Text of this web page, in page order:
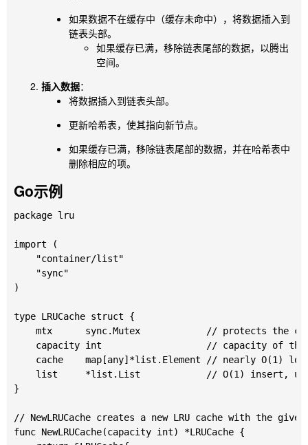
如果数据不在缓存中（缓存未命中），将数据插入到
链表头部。
如果缓存已满，移除链表尾部的数据，以腾出
空间。
插入数据：
将数据插入到链表头部。
更新哈希表，使其指向新节点。
如果缓存已满，移除链表尾部的数据，并在哈希表中
删除相应的项。
Go示例
package lru
import (
)
type LRUCache struct {
}
// NewLRUCache creates a new LRU cache with the
func NewLRUCache(capacity int) *LRUCache {